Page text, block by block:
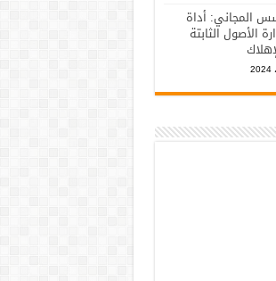
المجاني: أداة
الأصول الثابتة